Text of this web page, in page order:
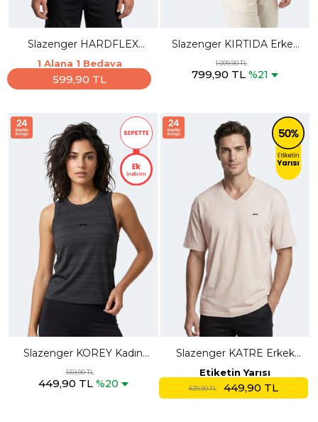
Slazenger HARDFLEX
Erkek Beyaz Tişört
1 Alana 1 Bedava
599,90 TL
Slazenger KIRTIDA Erkek
Indigo Gömlek
1.009,90 TL
799,90 TL %21
Slazenger KOREY Kadın
Kolsuz Siyah Tişört
559,90 TL
449,90 TL %20
Slazenger KATRE Erkek
Oversıze Bej Tişört
Etiketin Yarısı
839,90 TL 449,90 TL